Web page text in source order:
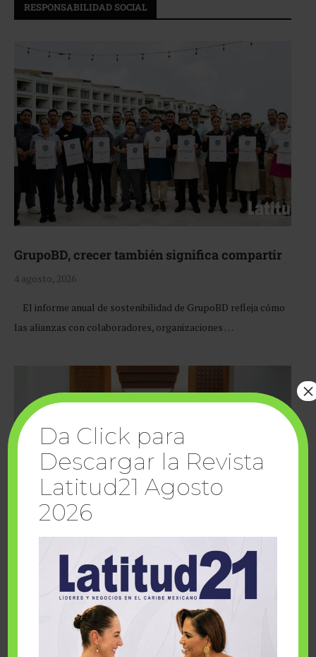
RESPONSABILIDAD SOCIAL
GrupoBD, crecer también significa compartir
4 agosto, 2026
El informe anual de sostenibilidad de GrupoBD refleja cómo
las alianzas con colaboradores, organizaciones …
Cuando la solidaridad inspira; cumplen
sueños Fairmont Mayakoba y Make-A-Wish
Da Click para
Descargar la Revista
Latitud21 Agosto
2026
×